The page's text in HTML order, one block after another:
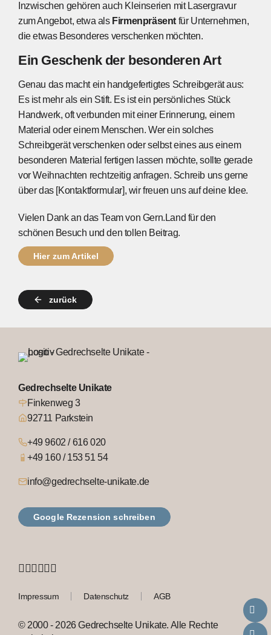
Inzwischen gehören auch Kleinserien mit Lasergravur
zum Angebot, etwa als Firmenpräsent für Unternehmen,
die etwas Besonderes verschenken möchten.
Ein Geschenk der besonderen Art
Genau das macht ein handgefertigtes Schreibgerät aus:
Es ist mehr als ein Stift. Es ist ein persönliches Stück
Handwerk, oft verbunden mit einer Erinnerung, einem
Material oder einem Menschen. Wer ein solches
Schreibgerät verschenken oder selbst eines aus einem
besonderen Material fertigen lassen möchte, sollte gerade
vor Weihnachten rechtzeitig anfragen. Schreib uns gerne
über das [Kontaktformular], wir freuen uns auf deine Idee.
Vielen Dank an das Team von Gern.Land für den
schönen Besuch und den tollen Beitrag.
Hier zum Artikel
zurück
Gedrechselte Unikate
Finkenweg 3
92711 Parkstein
+49 9602 / 616 020
+49 160 / 153 51 54
info@gedrechselte-unikate.de
Google Rezension schreiben
Impressum Datenschutz AGB
© 2000 - 2026 Gedrechselte Unikate. Alle Rechte